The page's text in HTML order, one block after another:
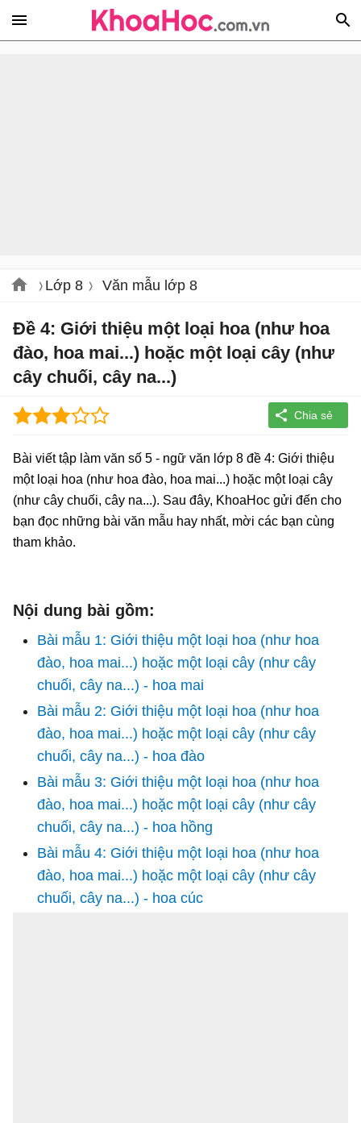
Lớp 8 Văn mẫu lớp 8
Đề 4: Giới thiệu một loại hoa (như hoa
đào, hoa mai...) hoặc một loại cây (như
cây chuối, cây na...)
Bài viết tập làm văn số 5 - ngữ văn lớp 8 đề 4: Giới thiệu
một loại hoa (như hoa đào, hoa mai...) hoặc một loại cây
(như cây chuối, cây na...). Sau đây, KhoaHoc gửi đến cho
bạn đọc những bài văn mẫu hay nhất, mời các bạn cùng
tham khảo.
Nội dung bài gồm:
Bài mẫu 1: Giới thiệu một loại hoa (như hoa
đào, hoa mai...) hoặc một loại cây (như cây
chuối, cây na...) - hoa mai
Bài mẫu 2: Giới thiệu một loại hoa (như hoa
đào, hoa mai...) hoặc một loại cây (như cây
chuối, cây na...) - hoa đào
Bài mẫu 3: Giới thiệu một loại hoa (như hoa
đào, hoa mai...) hoặc một loại cây (như cây
chuối, cây na...) - hoa hồng
Bài mẫu 4: Giới thiệu một loại hoa (như hoa
đào, hoa mai...) hoặc một loại cây (như cây
chuối, cây na...) - hoa cúc